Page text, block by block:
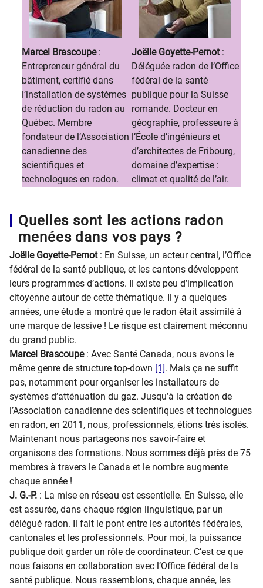
Marcel Brascoupe:
Entrepreneur général du
bâtiment, certifié dans
l’installation de systèmes
de réduction du radon au
Québec. Membre
fondateur de l’Association
canadienne des
scientifiques et
technologues en radon.
Joëlle Goyette-Pernot:
Déléguée radon de l’Office
fédéral de la santé
publique pour la Suisse
romande. Docteur en
géographie, professeure à
l’École d’ingénieurs et
d’architectes de Fribourg,
domaine d’expertise :
climat et qualité de l’air.
Quelles sont les actions radon
menées dans vos pays ?
Joëlle Goyette-Pernot : En Suisse, un acteur central, l’Office
fédéral de la santé publique, et les cantons développent
leurs programmes d’actions. Il existe peu d’implication
citoyenne autour de cette thématique. Il y a quelques
années, une étude a montré que le radon était assimilé à
une marque de lessive ! Le risque est clairement méconnu
du grand public.
Marcel Brascoupe : Avec Santé Canada, nous avons le
même genre de structure top-down [1]. Mais ça ne suffit
pas, notamment pour organiser les installateurs de
systèmes d’atténuation du gaz. Jusqu’à la création de
l’Association canadienne des scientifiques et technologues
en radon, en 2011, nous, professionnels, étions très isolés.
Maintenant nous partageons nos savoir-faire et
organisons des formations. Nous sommes déjà près de 75
membres à travers le Canada et le nombre augmente
chaque année !
J. G.-P. : La mise en réseau est essentielle. En Suisse, elle
est assurée, dans chaque région linguistique, par un
délégué radon. Il fait le pont entre les autorités fédérales,
cantonales et les professionnels. Pour moi, la puissance
publique doit garder un rôle de coordinateur. C’est ce que
nous faisons en collaboration avec l’Office fédéral de la
santé publique. Nous rassemblons, chaque année, les